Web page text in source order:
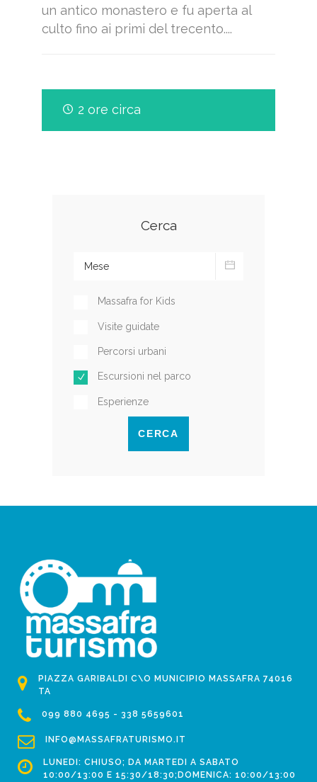
un antico monastero e fu aperta al
culto fino ai primi del trecento....
2 ore circa
Cerca
Massafra for Kids
Visite guidate
Percorsi urbani
Escursioni nel parco
Esperienze
CERCA
PIAZZA GARIBALDI C\O MUNICIPIO MASSAFRA 74016
TA
099 880 4695 - 338 5659601
INFO@MASSAFRATURISMO.IT
LUNEDI: CHIUSO; DA MARTEDI A SABATO
10:00/13:00 E 15:30/18:30;DOMENICA: 10:00/13:00